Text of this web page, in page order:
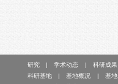
研究 学术动态 科研成果
科研基地
基地概况 基